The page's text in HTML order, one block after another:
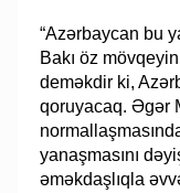
“Azərbaycan bu
Bakı öz
deməkdir ki,
qoruyacaq. Əgər
yanaşmasını
əməkdaşlıqla